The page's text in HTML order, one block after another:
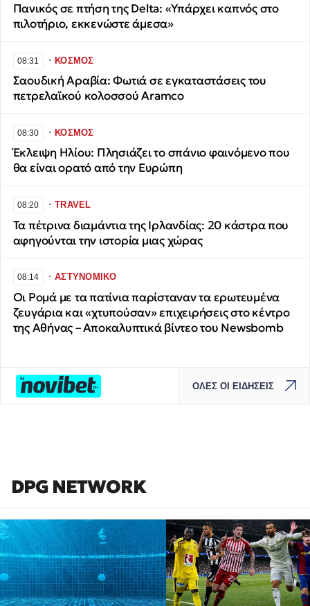
Πανικός σε πτήση της Delta: «Υπάρχει καπνός στο
πιλοτήριο, εκκενώστε άμεσα»
08:31 ∙ΚΟΣΜΟΣ
Σαουδική Αραβία: Φωτιά σε εγκαταστάσεις του
πετρελαϊκού κολοσσού Aramco
08:30 ∙ΚΟΣΜΟΣ
Έκλειψη Ηλίου: Πλησιάζει το σπάνιο φαινόμενο που
θα είναι ορατό από την Ευρώπη
08:20 ∙TRAVEL
Τα πέτρινα διαμάντια της Ιρλανδίας: 20 κάστρα που
αφηγούνται την ιστορία μιας χώρας
08:14 ∙ΑΣΤΥΝΟΜΙΚΟ
Οι Ρομά με τα πατίνια παρίσταναν τα ερωτευμένα
ζευγάρια και «χτυπούσαν» επιχειρήσεις στο κέντρο
της Αθήνας – Αποκαλυπτικά βίντεο του Newsbomb
ΟΛΕΣ ΟΙ ΕΙΔΗΣΕΙΣ
DPG NETWORK